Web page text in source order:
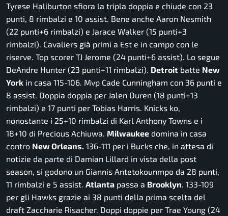
Tyrese Haliburton sfiora la tripla doppia e chiude con 23
punti, 8 rimbalzi e 10 assist. Bene anche Aaron Nesmith
(22 punti+6 rimbalzi) e Jarace Walker (15 punti+3
rimbalzi). Cavaliers già primi a Est e in campo con le
riserve. Top scorer TJ Jerome (24 punti+6 assist). Lo segue
DeAndre Hunter (23 punti+11 rimbalzi). Detroit batte New
York in casa 115-106. Mvp Cade Cunningham con 36 punti e
8 assist. Doppia doppia per Jalen Duren (18 punti+13
rimbalzi) e 17 punti per Tobias Harris. Knicks ko,
nonostante i 25+10 rimbalzi di Karl Anthony Towns e i
18+10 di Precious Achiuwa. Milwaukee domina in casa
contro New Orleans. 136-111 per i Bucks che, in attesa di
notizie da parte di Damian Lillard in vista della post
season, si godono un Giannis Antetokounmpo da 28 punti,
11 rimbalzi e 5 assist. Atlanta passa a Brooklyn . 133-109
per gli Hawks grazie ai 38 punti della prima scelta del
draft Zaccharie Risacher. Doppi doppie per Trae Young (24